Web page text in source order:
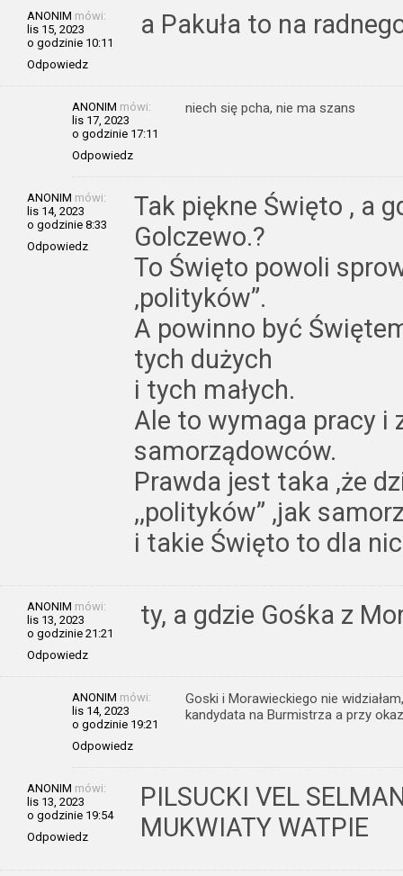
ANONIM mówi:
lis 15, 2023
o godzinie 10:11
Odpowiedz
a Pakuła to na
ANONIM mówi:
lis 17, 2023
o godzinie 17:11
Odpowiedz
niech się pcha, nie ma szans
ANONIM mówi:
lis 14, 2023
o godzinie 8:33
Odpowiedz
Tak piękne Święto , a
Golczewo.?
To Święto powoli
‚polityków”.
A powinno być
tych dużych
i tych małych.
Ale to wymaga pracy i
samorządowców.
Prawda jest taka ,że
,,polityków” ,jak
i takie Święto to dla
ANONIM mówi:
lis 13, 2023
o godzinie 21:21
Odpowiedz
ty, a gdzie Gośka z
ANONIM mówi:
lis 14, 2023
o godzinie 19:21
Odpowiedz
Goski i Morawieckiego nie
kandydata na Burmistrza a przy
ANONIM mówi:
lis 13, 2023
o godzinie 19:54
Odpowiedz
PILSUCKI VEL
MUKWIATY WATPIE